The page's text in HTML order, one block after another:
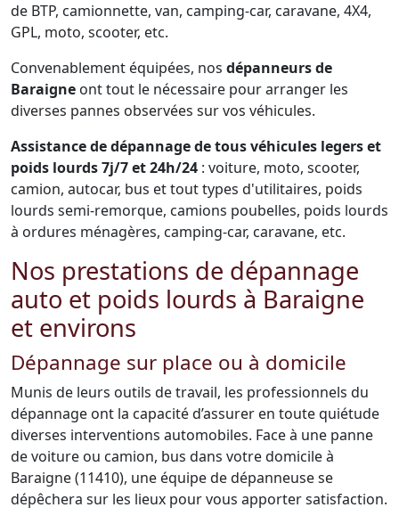
de BTP, camionnette, van, camping-car, caravane, 4X4,
GPL, moto, scooter, etc.
Convenablement équipées, nos dépanneurs de
Baraigne ont tout le nécessaire pour arranger les
diverses pannes observées sur vos véhicules.
Assistance de dépannage de tous véhicules legers et
poids lourds 7j/7 et 24h/24 : voiture, moto, scooter,
camion, autocar, bus et tout types d'utilitaires, poids
lourds semi-remorque, camions poubelles, poids lourds
à ordures ménagères, camping-car, caravane, etc.
Nos prestations de dépannage
auto et poids lourds à Baraigne
et environs
Dépannage sur place ou à domicile
Munis de leurs outils de travail, les professionnels du
dépannage ont la capacité d’assurer en toute quiétude
diverses interventions automobiles. Face à une panne
de voiture ou camion, bus dans votre domicile à
Baraigne (11410), une équipe de dépanneuse se
dépêchera sur les lieux pour vous apporter satisfaction.